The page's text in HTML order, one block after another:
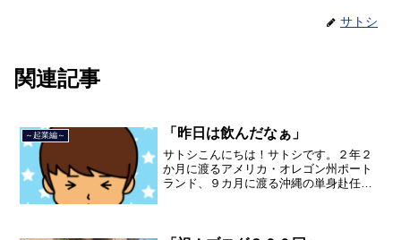
サトシ
関連記事
～起業編～ 「昨日は飲んだなぁ」
サトシこんにちは！サトシです。２年２
か月に渡るアメリカ・オレゴン州ポート
ランド、９カ月に渡る沖縄の単身赴任の